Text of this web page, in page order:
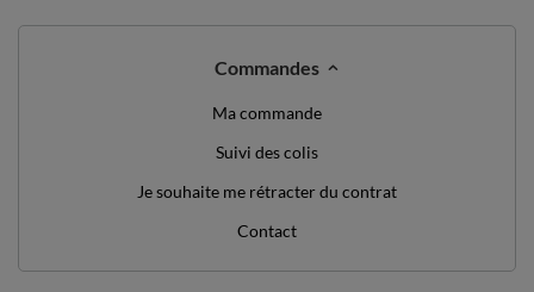
Commandes
Ma commande
Suivi des colis
Je souhaite me rétracter du contrat
Contact